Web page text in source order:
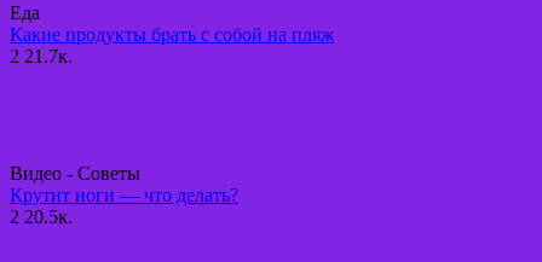
Еда
Какие продукты брать с собой на пляж
2 21.7к.
Видео - Советы
Крутит ноги — что делать?
2 20.5к.